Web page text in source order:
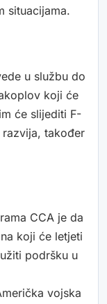
situacijama.
u službu do
koji će
će slijediti F-
također
CCA je da
koji će letjeti
podršku u
vojska